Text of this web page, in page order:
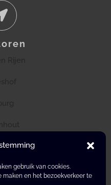
gebruik van cookies.
en het bezoekverkeer te